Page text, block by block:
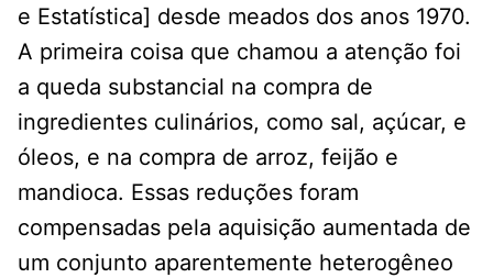
e Estatística] desde meados dos anos 1970.
A primeira coisa que chamou a atenção foi
a queda substancial na compra de
ingredientes culinários, como sal, açúcar, e
óleos, e na compra de arroz, feijão e
mandioca. Essas reduções foram
compensadas pela aquisição aumentada de
um conjunto aparentemente heterogêneo